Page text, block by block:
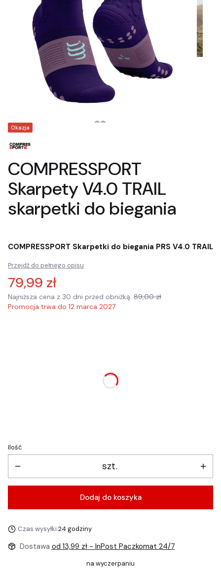
Tagi produktu
Okazja
COMPRESSPORT
Skarpety V4.0 TRAIL
skarpetki do biegania
COMPRESSPORT Skarpetki do biegania PRS V4.0 TRAIL
Przejdź do pełnego opisu
79,99 zł
Najniższa cena z 30 dni przed obniżką: 89,00 zł
Promocja trwa do 12 marca 2027
Ilość
szt.
Dodaj do koszyka
Czas wysyłki:24 godziny
Dostawa od 13,99 zł - InPost Paczkomat 24/7
na wyczerpaniu